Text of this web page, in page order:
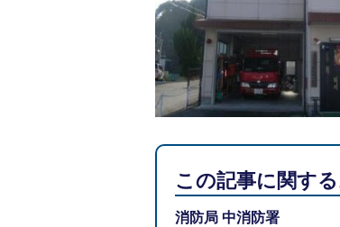
この記事に関す
消防局 中消防署